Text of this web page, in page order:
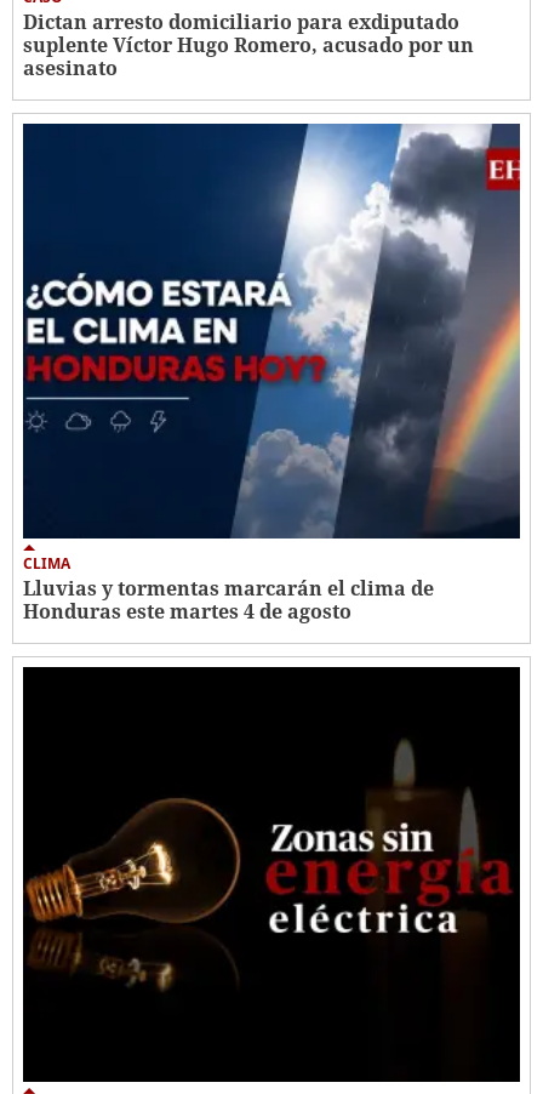
Dictan arresto domiciliario para exdiputado
suplente Víctor Hugo Romero, acusado por un
asesinato
CLIMA
Lluvias y tormentas marcarán el clima de
Honduras este martes 4 de agosto